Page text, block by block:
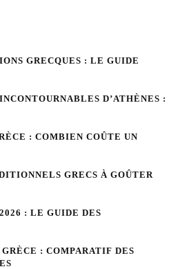
GRECQUES : LE GUIDE
D’ATHÈNES :
: COMBIEN COÛTE UN
GRECS À GOÛTER
: LE GUIDE DES
: COMPARATIF DES